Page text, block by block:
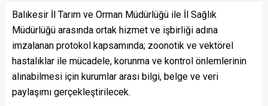
Balıkesir İl Tarım ve Orman Müdürlüğü ile İl Sağlık
Müdürlüğü arasında ortak hizmet ve işbirliği adına
imzalanan protokol kapsamında; zoonotik ve vektörel
hastalıklar ile mücadele, korunma ve kontrol önlemlerinin
alınabilmesi için kurumlar arası bilgi, belge ve veri
paylaşımı gerçekleştirilecek.